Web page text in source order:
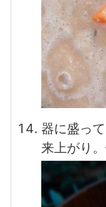
器に盛っ
来上がり